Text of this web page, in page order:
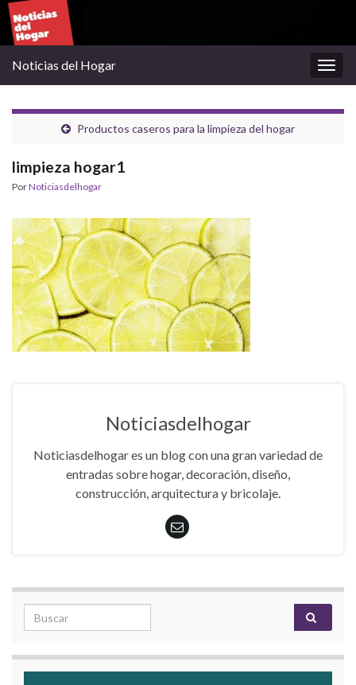
la
Noticias del Hogar
Productos caseros para la limpieza del hogar
limpieza hogar1
PorNoticiasdelhogar
Noticiasdelhogar
Noticiasdelhogar es un blog con una gran variedad de
entradas sobre hogar, decoración, diseño,
construcción, arquitectura y bricolaje.
Search for: